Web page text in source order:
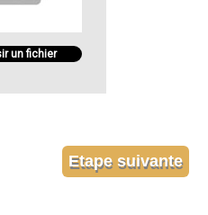
un fichier